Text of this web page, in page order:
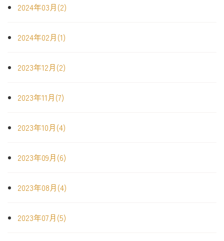
2024年03月(2)
2024年02月(1)
2023年12月(2)
2023年11月(7)
2023年10月(4)
2023年09月(6)
2023年08月(4)
2023年07月(5)